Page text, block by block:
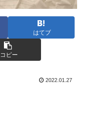
はてブ
コピー
2022.01.27